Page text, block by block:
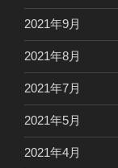
2021年9月
2021年8月
2021年7月
2021年5月
2021年4月